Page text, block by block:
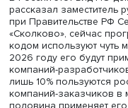
Елена Одоевская,